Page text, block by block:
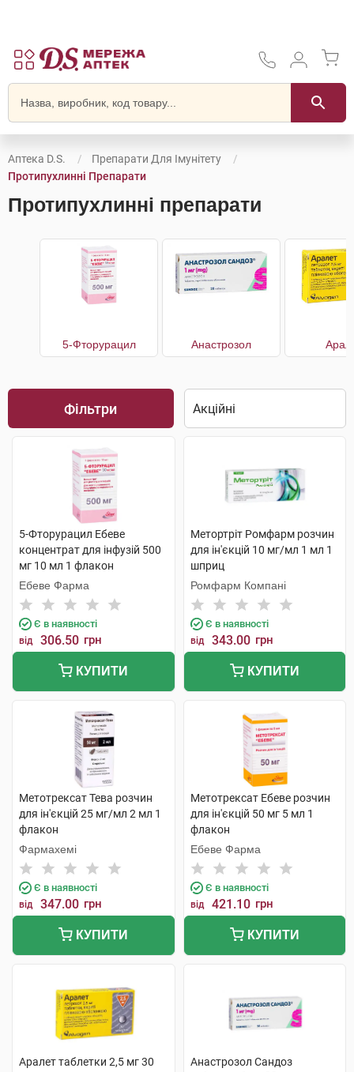
Аптека D.S.
Препарати Для Імунітету
Протипухлинні Препарати
Протипухлинні препарати
5-Фторурацил Анастрозол
Фільтри
5-Фторурацил Ебеве
концентрат для інфузій 500
мг 10 мл 1 флакон
Ебеве Фарма
Є в наявності
від 306.50 грн
КУПИТИ
Метортріт Ромфарм розчин
для ін'єкцій 10 мг/мл 1 мл 1
шприц
Ромфарм Компані
Є в наявності
від 343.00 грн
КУПИТИ
Метотрексат Тева розчин
для ін'єкцій 25 мг/мл 2 мл 1
флакон
Фармахемі
Є в наявності
від 347.00 грн
КУПИТИ
Метотрексат Ебеве розчин
для ін'єкцій 50 мг 5 мл 1
флакон
Ебеве Фарма
Є в наявності
від 421.10 грн
КУПИТИ
Аралет таблетки 2,5 мг 30
Анастрозол Сандоз